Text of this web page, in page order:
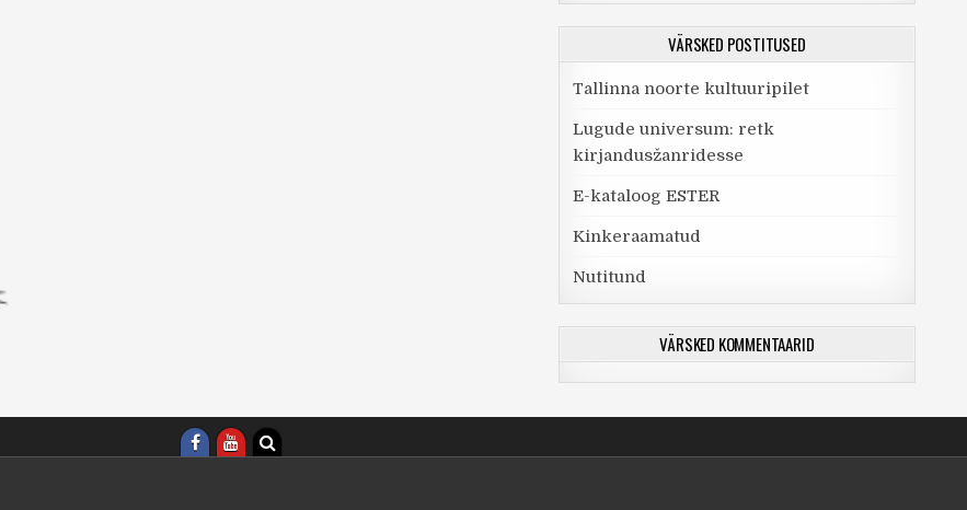
VÄRSKED POSTITUSED
Tallinna noorte kultuuripilet
Lugude universum: retk
kirjandusžanridesse
E-kataloog ESTER
Kinkeraamatud
Nutitund
VÄRSKED KOMMENTAARID